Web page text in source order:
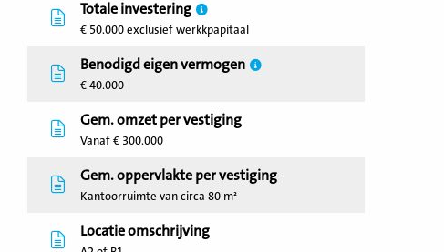
Totale investering
€ 50.000 exclusief werkkpapitaal
Benodigd eigen vermogen
€ 40.000
Gem. omzet per vestiging
Vanaf € 300.000
Gem. oppervlakte per vestiging
Kantoorruimte van circa 80 m²
Locatie omschrijving